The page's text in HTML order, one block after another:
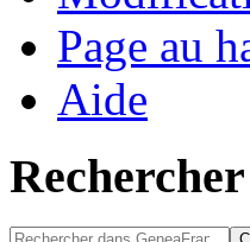
Page au
Aide
Rechercher